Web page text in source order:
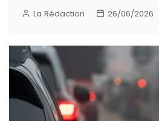
La Rédaction 26/06/2026